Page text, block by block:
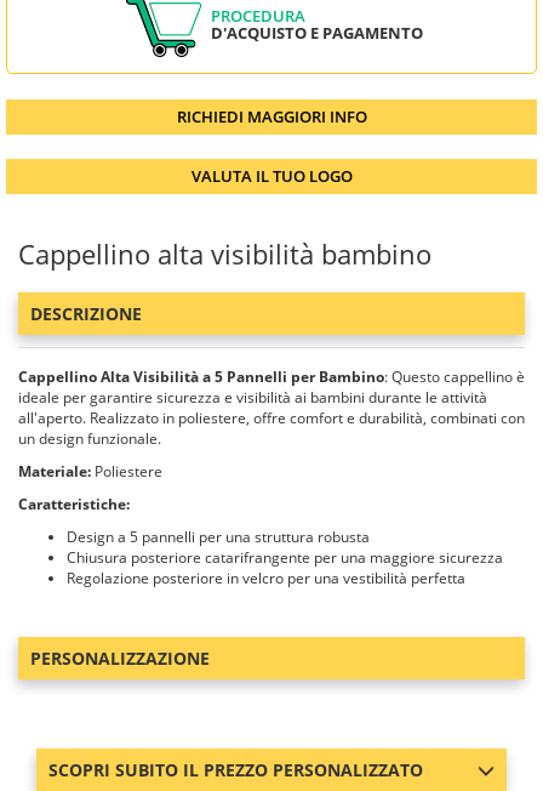
PROCEDURA
D'ACQUISTO E PAGAMENTO
RICHIEDI MAGGIORI INFO
VALUTA IL TUO LOGO
Cappellino alta visibilità bambino
DESCRIZIONE
Cappellino Alta Visibilità a 5 Pannelli per Bambino: Questo cappellino è
ideale per garantire sicurezza e visibilità ai bambini durante le attività
all'aperto. Realizzato in poliestere, offre comfort e durabilità, combinati con
un design funzionale.
Materiale: Poliestere
Caratteristiche:
Design a 5 pannelli per una struttura robusta
Chiusura posteriore catarifrangente per una maggiore sicurezza
Regolazione posteriore in velcro per una vestibilità perfetta
PERSONALIZZAZIONE
SCOPRI SUBITO IL PREZZO PERSONALIZZATO